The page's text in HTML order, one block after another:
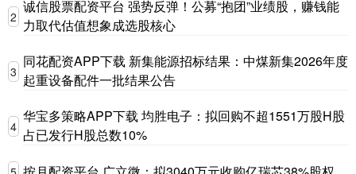
2
诚信股票配资平台 强势反弹！公募“抱团”业绩股，赚钱能
力取代估值想象成选股核心
3
同花配资APP下载 新集能源招标结果：中煤新集2026年度
起重设备配件一批结果公告
4
华宝多策略APP下载 均胜电子：拟回购不超1551万股H股
占已发行H股总数10%